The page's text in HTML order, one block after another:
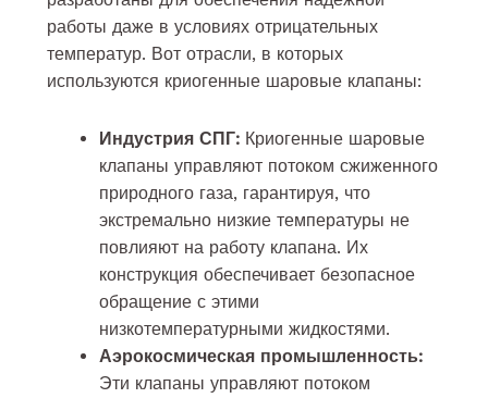
работы даже в условиях отрицательных
температур. Вот отрасли, в которых
используются криогенные шаровые клапаны:
Индустрия СПГ:Криогенные шаровые
клапаны управляют потоком сжиженного
природного газа, гарантируя, что
экстремально низкие температуры не
повлияют на работу клапана. Их
конструкция обеспечивает безопасное
обращение с этими
низкотемпературными жидкостями.
Аэрокосмическая промышленность:
Эти клапаны управляют потоком